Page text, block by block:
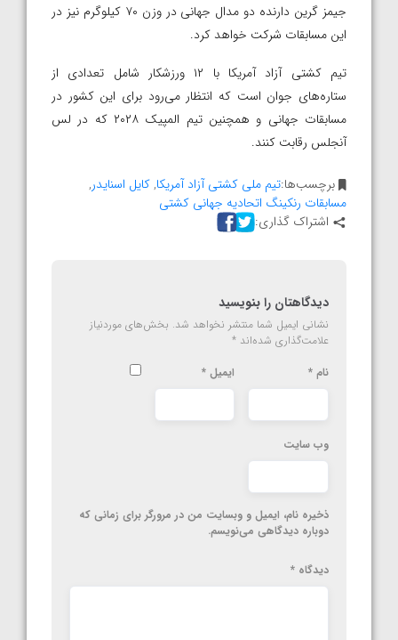
جیمز گرین دارنده دو مدال جهانی در وزن ۷۰ کیلوگرم نیز در
این مسابقات شرکت خواهد کرد.
تیم کشتی آزاد آمریکا با ۱۲ ورزشکار شامل تعدادی از
ستاره‌های جوان است که انتظار می‌رود برای این کشور در
مسابقات جهانی و همچنین تیم المپیک ۲۰۲۸ که در لس
آنجلس رقابت کنند.
برچسب‌ها:تیم ملی کشتی آزاد آمریکا,کایل اسنایدر,
مسابقات رنکینگ اتحادیه جهانی کشتی
اشتراک گذاری:
دیدگاهتان را بنویسید
نشانی ایمیل شما منتشر نخواهد شد. بخش‌های موردنیاز
علامت‌گذاری شده‌اند *
نام * ایمیل *
وب‌ سایت
ذخیره نام، ایمیل و وبسایت من در مرورگر برای زمانی که
دوباره دیدگاهی می‌نویسم.
دیدگاه *